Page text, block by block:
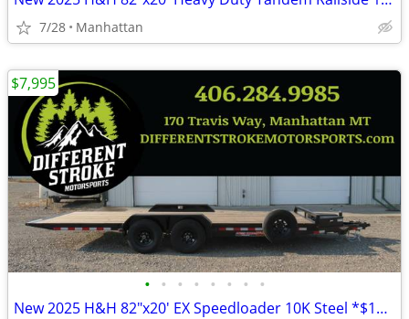
7/28 Manhattan
• • • • • • • •
New 2025 H&H 82"x20' EX Speedloader 10K Steel *$157/Month OAC $0 Down*
$7,995